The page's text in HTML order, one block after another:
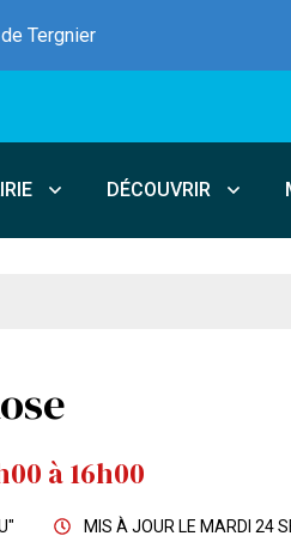
Tergnier
DÉCOUVRIR
à 16h00
MIS À JOUR LE MARDI 24